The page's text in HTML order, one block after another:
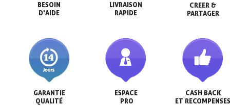
BESOIN
D'AIDE
LIVRAISON
RAPIDE
CREER &
PARTAGER
GARANTIE
QUALITÉ
ESPACE
PRO
CASH BACK
ET